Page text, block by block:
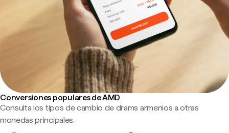
Conversiones populares de AMD
Consulta los tipos de cambio de drams armenios a otras
monedas principales.